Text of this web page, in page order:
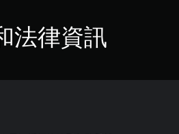
法律資訊